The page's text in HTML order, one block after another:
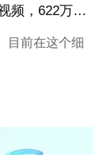
【花儿朵朵环保治理行业案例】1258条视频，622万+次曝光！短视频矩阵助力浙大冰虫夯实行业龙头地位
目前在这个细